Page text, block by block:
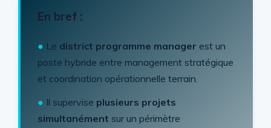
En bref :
● Le district programme manager est un
poste hybride entre management stratégique
et coordination opérationnelle terrain.
● Il supervise plusieurs projets
simultanément sur un périmètre